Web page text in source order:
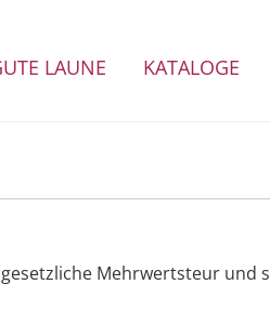
LAUNE KATALOGE
Mehrwertsteur und